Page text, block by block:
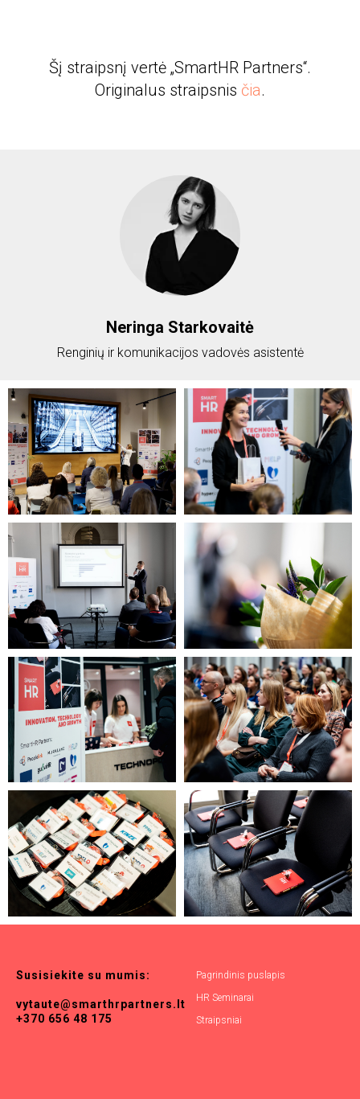
Šį straipsnį vertė „SmartHR Partners“.
Originalus straipsnis čia.
Neringa Starkovaitė
Renginių ir komunikacijos vadovės asistentė
Susisiekite su mumis:
vytaute@smarthrpartners.lt
+370 656 48 175
Pagrindinis puslapis
HR Seminarai
Straipsniai